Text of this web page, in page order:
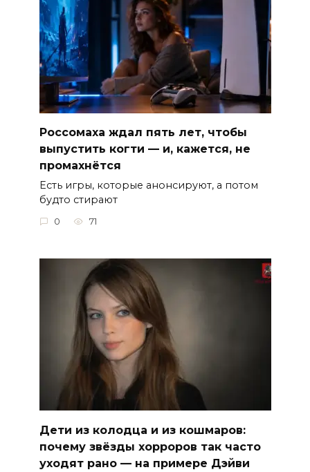
Россомаха ждал пять лет, чтобы
выпустить когти — и, кажется, не
промахнётся
Есть игры, которые анонсируют, а потом
будто стирают
0 71
Дети из колодца и из кошмаров:
почему звёзды хорроров так часто
уходят рано — на примере Дэйви